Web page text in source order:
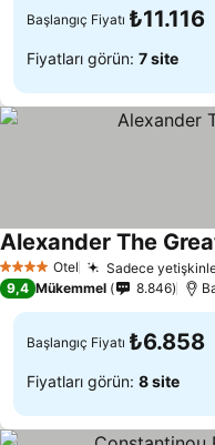
Başlangıç Fiyatı ₺11.116
Fiyatları görün: 7 site
4 Yıldız Otel Sadece
Alexander The
9,4 Mükemmel 8.846
Başlangıç Fiyatı ₺6.858
Fiyatları görün: 8 site